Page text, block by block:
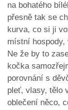
na bohatého
přesně tak se
kurva, co si ji
místní hospody,
Ne že by to
kočka
porovnání s
pleť, vlasy, tělo
oblečení něco,